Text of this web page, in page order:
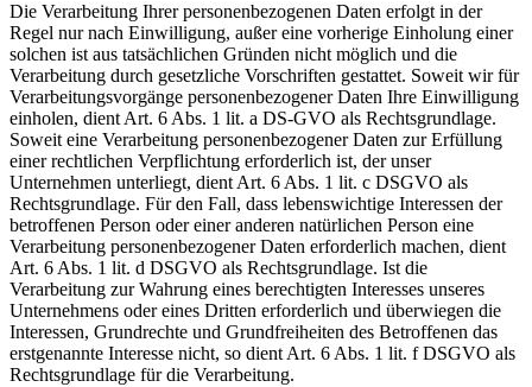
Die Verarbeitung Ihrer personenbezogenen Daten erfolgt in der
Regel nur nach Einwilligung, außer eine vorherige Einholung einer
solchen ist aus tatsächlichen Gründen nicht möglich und die
Verarbeitung durch gesetzliche Vorschriften gestattet. Soweit wir für
Verarbeitungsvorgänge personenbezogener Daten Ihre Einwilligung
einholen, dient Art. 6 Abs. 1 lit. a DS-GVO als Rechtsgrundlage.
Soweit eine Verarbeitung personenbezogener Daten zur Erfüllung
einer rechtlichen Verpflichtung erforderlich ist, der unser
Unternehmen unterliegt, dient Art. 6 Abs. 1 lit. c DSGVO als
Rechtsgrundlage. Für den Fall, dass lebenswichtige Interessen der
betroffenen Person oder einer anderen natürlichen Person eine
Verarbeitung personenbezogener Daten erforderlich machen, dient
Art. 6 Abs. 1 lit. d DSGVO als Rechtsgrundlage. Ist die
Verarbeitung zur Wahrung eines berechtigten Interesses unseres
Unternehmens oder eines Dritten erforderlich und überwiegen die
Interessen, Grundrechte und Grundfreiheiten des Betroffenen das
erstgenannte Interesse nicht, so dient Art. 6 Abs. 1 lit. f DSGVO als
Rechtsgrundlage für die Verarbeitung.